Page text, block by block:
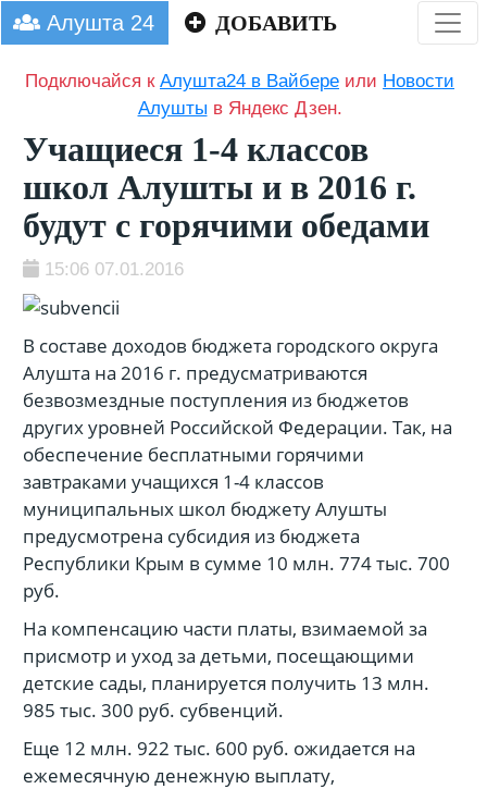
Алушта 24 ДОБАВИТЬ
Подключайся кАлушта24 в Вайбере или Новости
Алушты в Яндекс Дзен.
Учащиеся 1-4 классов
школ Алушты и в 2016 г.
будут с горячими обедами
15:06 07.01.2016
В составе доходов бюджета городского округа
Алушта на 2016 г. предусматриваются
безвозмездные поступления из бюджетов
других уровней Российской Федерации. Так, на
обеспечение бесплатными горячими
завтраками учащихся 1-4 классов
муниципальных школ бюджету Алушты
предусмотрена субсидия из бюджета
Республики Крым в сумме 10 млн. 774 тыс. 700
руб.
На компенсацию части платы, взимаемой за
присмотр и уход за детьми, посещающими
детские сады, планируется получить 13 млн.
985 тыс. 300 руб. субвенций.
Еще 12 млн. 922 тыс. 600 руб. ожидается на
ежемесячную денежную выплату,